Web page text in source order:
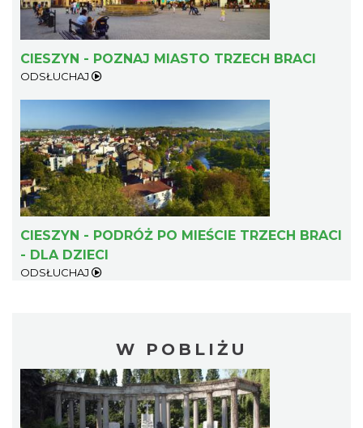
CIESZYN - POZNAJ MIASTO TRZECH BRACI
ODSŁUCHAJ
CIESZYN - PODRÓŻ PO MIEŚCIE TRZECH BRACI
- DLA DZIECI
ODSŁUCHAJ
W POBLIŻU